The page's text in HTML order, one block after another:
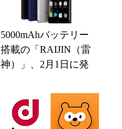
5000mAhバッテリー
搭載の「RAIJIN（雷
神）」、2月1日に発